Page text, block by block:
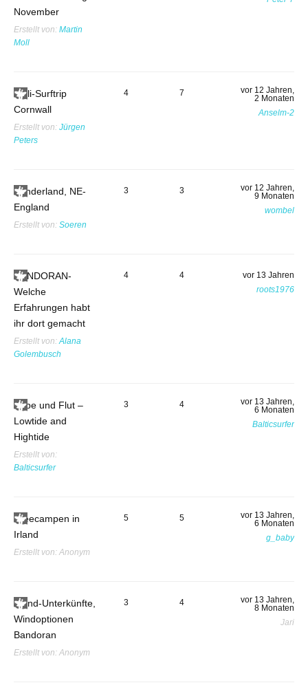
November
Erstellt von: Martin
Moll
Bulli-Surftrip
Cornwall
Erstellt von: Jürgen
Peters
4 7
vor 12 Jahren,
2 Monaten
Anselm-2
Sunderland, NE-
England
Erstellt von: Soeren
3 3
vor 12 Jahren,
9 Monaten
wombel
BUNDORAN-
Welche
Erfahrungen habt
ihr dort gemacht
Erstellt von:Alana
Golembusch
4 4
vor 13 Jahren
roots1976
Ebbe und Flut –
Lowtide and
Hightide
Erstellt von:
Balticsurfer
3 4
vor 13 Jahren,
6 Monaten
Balticsurfer
Freecampen in
Irland
Erstellt von: Anonym
5 5
vor 13 Jahren,
6 Monaten
g_baby
Irland-Unterkünfte,
Windoptionen
Bandoran
Erstellt von: Anonym
3 4
vor 13 Jahren,
8 Monaten
Jari